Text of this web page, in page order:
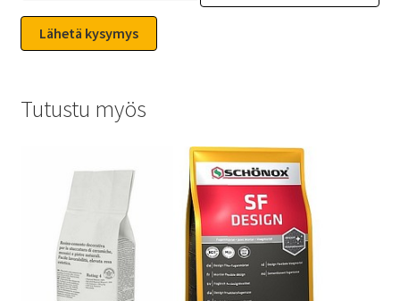
Tutustu myös